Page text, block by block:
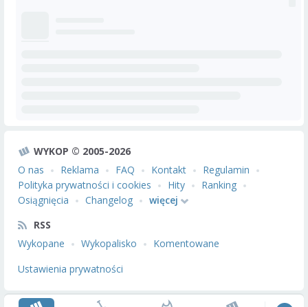
WYKOP © 2005-2026
O nas
Reklama FAQ Kontakt
Regulamin
Polityka prywatności i cookies
Hity
Ranking
Osiągnięcia
Changelog
więcej
RSS
Wykopane
Wykopalisko
Komentowane
Ustawienia prywatności